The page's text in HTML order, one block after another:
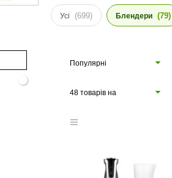
Усі (699) Блендери (79)
Популярні
48 товарів на